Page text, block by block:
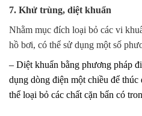
7. Khử trùng, diệt khuẩn
Nhằm mục đích loại bỏ các vi
hồ bơi, có thể sử dụng một số
– Diệt khuẩn bằng phương pháp
dụng dòng điện một chiều để thúc
thể loại bỏ các chất cặn bẩn có